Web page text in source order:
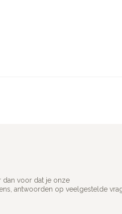
dan voor dat je onze
antwoorden op veelgestelde